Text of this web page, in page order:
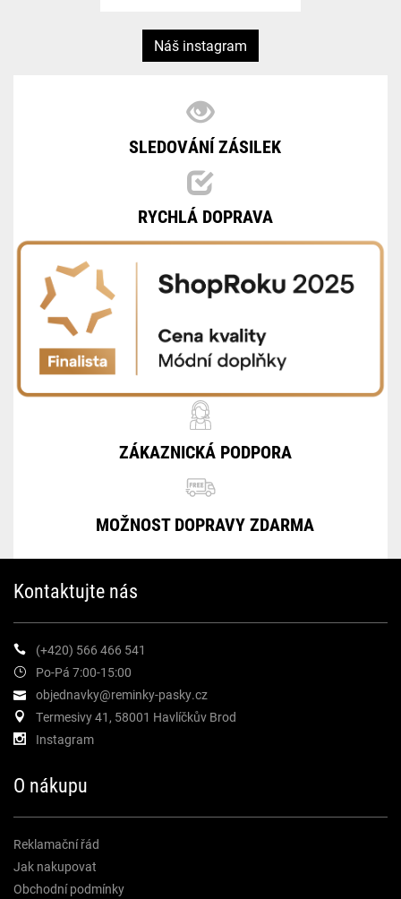
Náš instagram
SLEDOVÁNÍ ZÁSILEK
RYCHLÁ DOPRAVA
ZÁKAZNICKÁ PODPORA
MOŽNOST DOPRAVY ZDARMA
Kontaktujte nás
(+420) 566 466 541
Po-Pá 7:00-15:00
objednavky@reminky-pasky.cz
Termesivy 41, 58001 Havlíčkův Brod
Instagram
O nákupu
Reklamační řád
Jak nakupovat
Obchodní podmínky